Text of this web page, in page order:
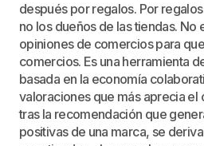
después por regalos. Por
no los dueños de las tiendas.
opiniones de comercios para
comercios. Es una herramienta
basada en la economía
valoraciones que más aprecia el
tras la recomendación que
positivas de una marca, se